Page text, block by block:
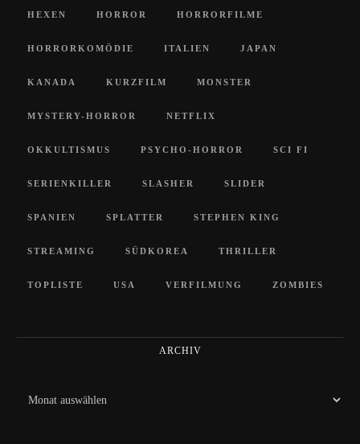
HEXEN HORROR HORRORFILME
HORRORKOMÖDIE ITALIEN JAPAN
KANADA KURZFILM MONSTER
MYSTERY-HORROR NETFLIX
OKKULTISMUS PSYCHO-HORROR SCI FI
SERIENKILLER SLASHER SLIDER
SPANIEN SPLATTER STEPHEN KING
STREAMING SÜDKOREA THRILLER
TOPLISTE USA VERFILMUNG ZOMBIES
ARCHIV
Archiv